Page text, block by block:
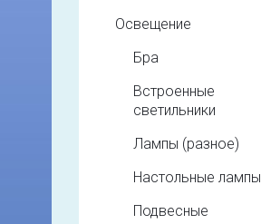
Освещение
Бра
Встроенные
светильники
Лампы (разное)
Настольные лампы
Подвесные